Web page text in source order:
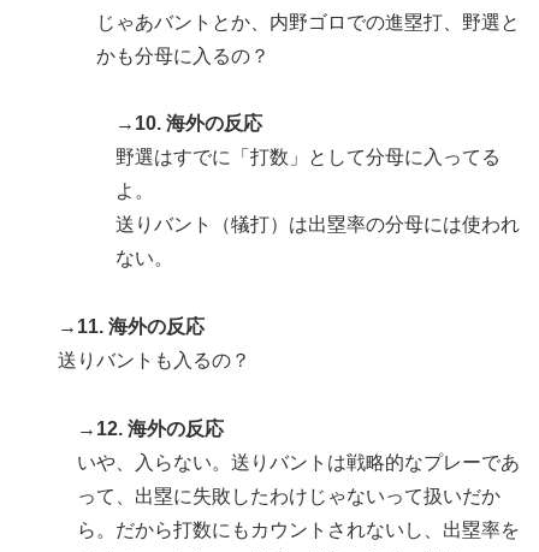
じゃあバントとか、内野ゴロでの進塁打、野選と
かも分母に入るの？
→10. 海外の反応
野選はすでに「打数」として分母に入ってる
よ。
送りバント（犠打）は出塁率の分母には使われ
ない。
→11. 海外の反応
送りバントも入るの？
→12. 海外の反応
いや、入らない。送りバントは戦略的なプレーであ
って、出塁に失敗したわけじゃないって扱いだか
ら。だから打数にもカウントされないし、出塁率を